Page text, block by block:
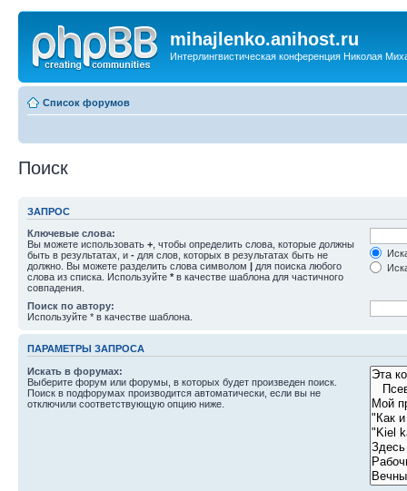
mihajlenko.anihost.ru
Интерлингвистическая конференция Николая
Список форумов
Поиск
ЗАПРОС
Ключевые слова:
Вы можете использовать + , чтобы определить слова, которые должны
быть в результатах, и - для слов, которых в результатах быть не
должно. Вы можете разделить слова символом | для поиска любого
слова из списка. Используйте * в качестве шаблона для частичного
совпадения.
Поиск по автору:
Используйте * в качестве шаблона.
ПАРАМЕТРЫ ЗАПРОСА
Искать в форумах:
Выберите форум или форумы, в которых будет произведен поиск.
Поиск в подфорумах производится автоматически, если вы не
отключили соответствующую опцию ниже.